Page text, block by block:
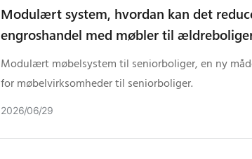
Modulært system, hvordan kan det
engroshandel med møbler til
efterspørgsel efter tilpasning?
Modulært møbelsystem til seniorboliger, en ny
for møbelvirksomheder til seniorboliger.
2026 06 29